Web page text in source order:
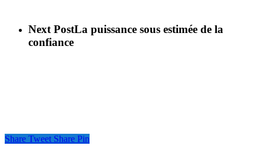
Next PostLa puissance sous estimée de la
confiance
Share Tweet Share Pin